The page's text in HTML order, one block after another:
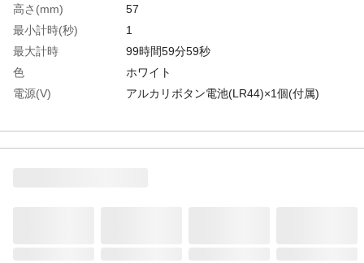
高さ(mm)
57
最小計時(秒)
1
最大計時
99時間59分59秒
色
ホワイト
電源(V)
アルカリボタン電池(LR44)×1個(付属)
生産国
中国